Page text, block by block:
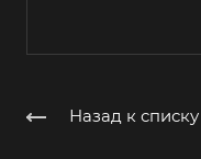
Назад к списку